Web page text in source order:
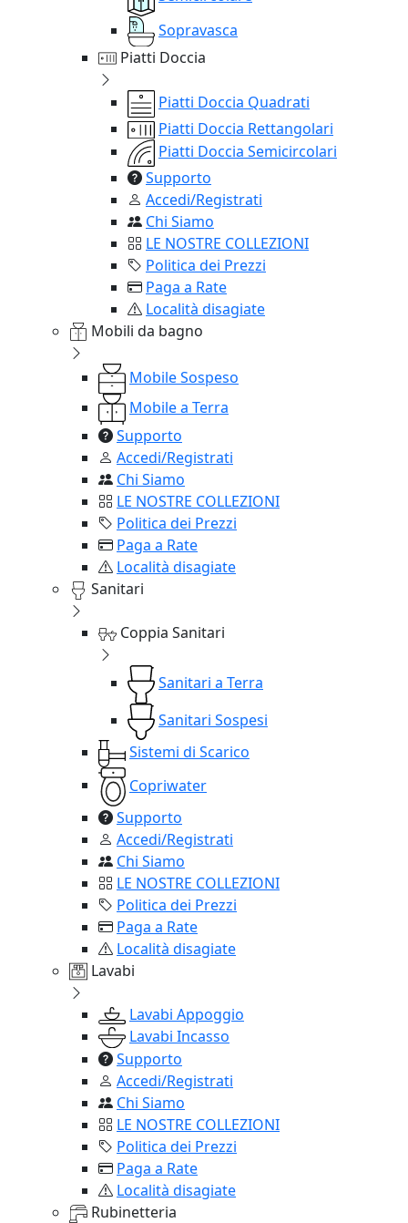
Sopravasca
Piatti Doccia
Piatti Doccia Quadrati
Piatti Doccia Rettangolari
Piatti Doccia Semicircolari
Supporto
Accedi/Registrati
Chi Siamo
LE NOSTRE COLLEZIONI
Politica dei Prezzi
Paga a Rate
Località disagiate
Mobili da bagno
Mobile Sospeso
Mobile a Terra
Supporto
Accedi/Registrati
Chi Siamo
LE NOSTRE COLLEZIONI
Politica dei Prezzi
Paga a Rate
Località disagiate
Sanitari
Coppia Sanitari
Sanitari a Terra
Sanitari Sospesi
Sistemi di Scarico
Copriwater
Supporto
Accedi/Registrati
Chi Siamo
LE NOSTRE COLLEZIONI
Politica dei Prezzi
Paga a Rate
Località disagiate
Lavabi
Lavabi Appoggio
Lavabi Incasso
Supporto
Accedi/Registrati
Chi Siamo
LE NOSTRE COLLEZIONI
Politica dei Prezzi
Paga a Rate
Località disagiate
Rubinetteria